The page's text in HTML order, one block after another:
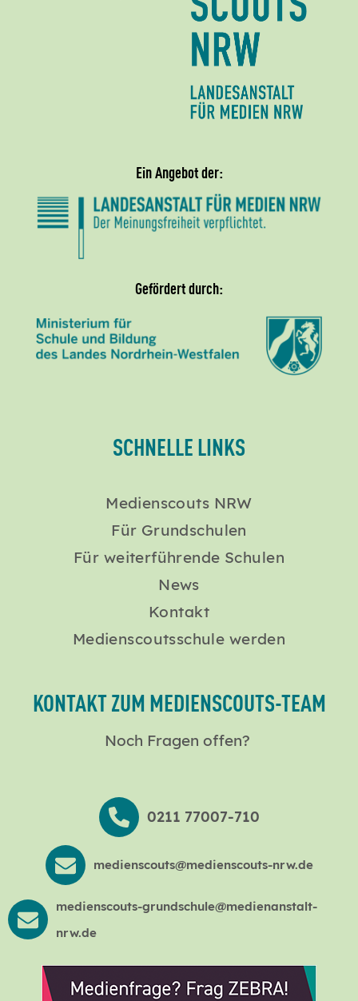
Ein Angebot der:
Gefördert durch:
SCHNELLE LINKS
Medienscouts NRW
Für Grundschulen
Für weiterführende Schulen
News
Kontakt
Medienscoutsschule werden
KONTAKT ZUM MEDIENSCOUTS-TEAM
Noch Fragen offen?
0211 77007-710
medienscouts@medienscouts-nrw.de
medienscouts-grundschule@medienanstalt-
nrw.de